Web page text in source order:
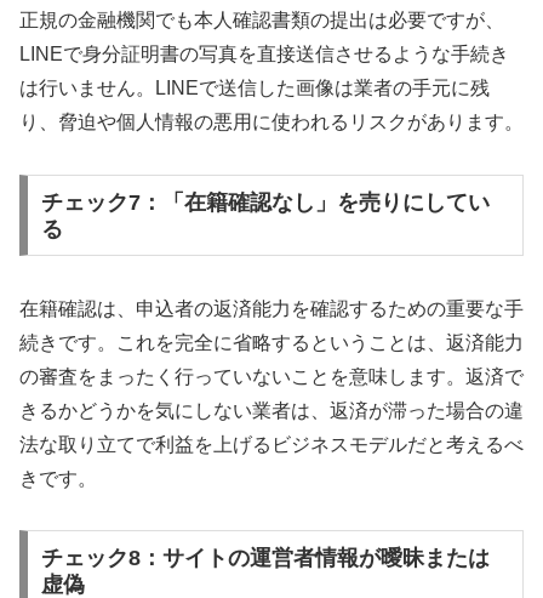
正規の金融機関でも本人確認書類の提出は必要ですが、
LINEで身分証明書の写真を直接送信させるような手続き
は行いません。LINEで送信した画像は業者の手元に残
り、脅迫や個人情報の悪用に使われるリスクがあります。
チェック7：「在籍確認なし」を売りにしてい
る
在籍確認は、申込者の返済能力を確認するための重要な手
続きです。これを完全に省略するということは、返済能力
の審査をまったく行っていないことを意味します。返済で
きるかどうかを気にしない業者は、返済が滞った場合の違
法な取り立てで利益を上げるビジネスモデルだと考えるべ
きです。
チェック8：サイトの運営者情報が曖昧または
虚偽